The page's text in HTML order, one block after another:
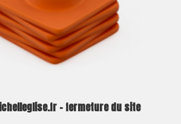
– fermeture du site